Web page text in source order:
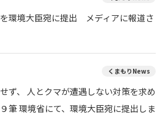
環境大臣宛に提出 メディアに報道さ
くまもりNews
ず、 人とクマが遭遇しない対策を求め
筆 環境省にて、環境大臣宛に提出しま